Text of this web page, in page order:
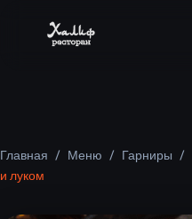
Главная / Меню / Гарниры /
и луком